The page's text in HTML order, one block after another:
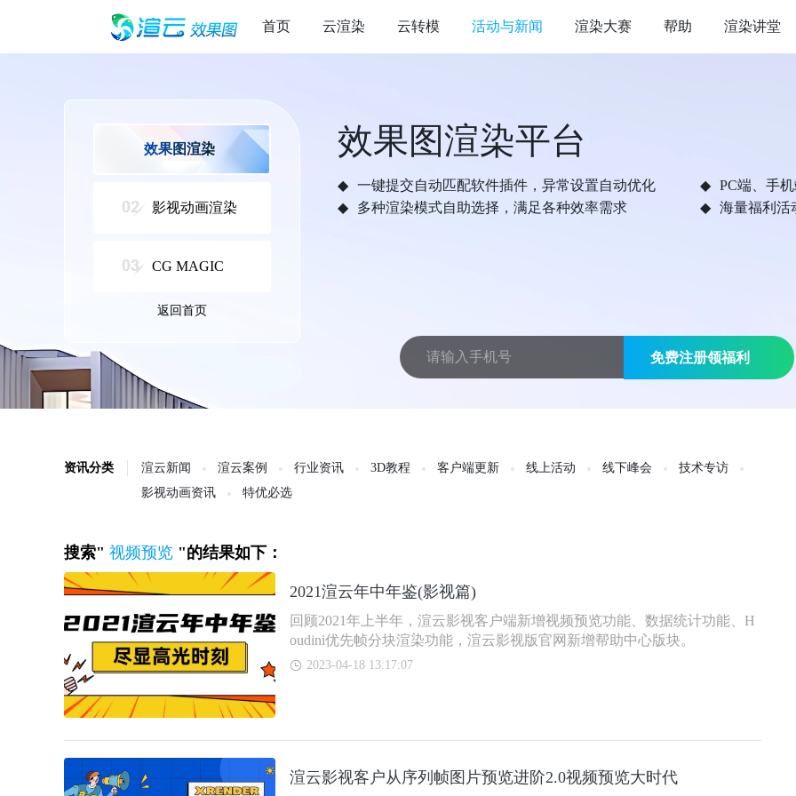
首页 云渲染 云转模 活动与新闻 渲染大赛 帮助 渲染讲堂
效果图渲染
影视动画渲染
CG MAGIC
返回首页
效果图渲染平台
一键提交自动匹配软件插件，异常设置自动优化
PC端、手
多种渲染模式自助选择，满足各种效率需求
海量福利活
免费注册领福利
资讯分类 渲云新闻 渲云案例 行业资讯 3D教程 客户端更新 线上活动 线下峰会
技术专访
影视动画资讯
特优必选
搜索" 视频预览 "的结果如下：
2021渲云年中年鉴(影视篇)
回顾2021年上半年，渲云影视客户端新增视频预览功能、数据统计功能、H
oudini优先帧分块渲染功能，渲云影视版官网新增帮助中心版块。
2023-04-18 13:17:07
渲云影视客户从序列帧图片预览进阶2.0视频预览大时代